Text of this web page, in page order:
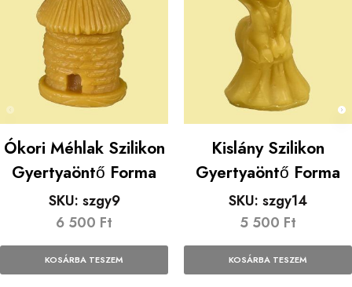
Ókori Méhlak Szilikon
Gyertyaöntő Forma
SKU: szgy9
6 500 Ft
KOSÁRBA TESZEM
Kislány Szilikon
Gyertyaöntő Forma
SKU: szgy14
5 500 Ft
KOSÁRBA TESZEM